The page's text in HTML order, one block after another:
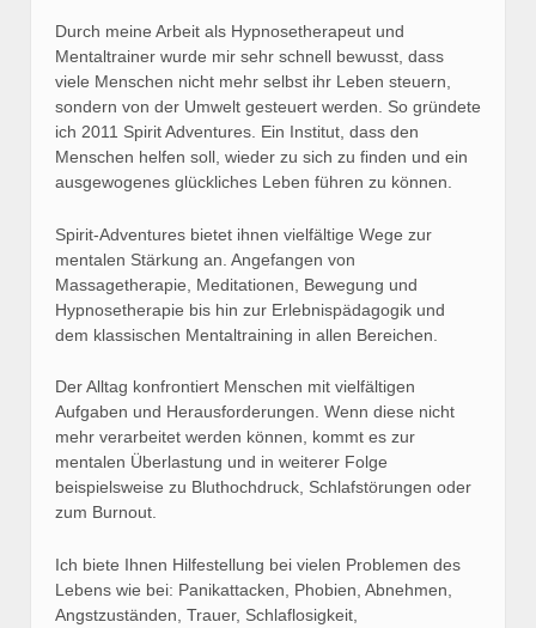
Durch meine Arbeit als Hypnosetherapeut und
Mentaltrainer wurde mir sehr schnell bewusst, dass
viele Menschen nicht mehr selbst ihr Leben steuern,
sondern von der Umwelt gesteuert werden. So gründete
ich 2011 Spirit Adventures. Ein Institut, dass den
Menschen helfen soll, wieder zu sich zu finden und ein
ausgewogenes glückliches Leben führen zu können.
Spirit-Adventures bietet ihnen vielfältige Wege zur
mentalen Stärkung an. Angefangen von
Massagetherapie, Meditationen, Bewegung und
Hypnosetherapie bis hin zur Erlebnispädagogik und
dem klassischen Mentaltraining in allen Bereichen.
Der Alltag konfrontiert Menschen mit vielfältigen
Aufgaben und Herausforderungen. Wenn diese nicht
mehr verarbeitet werden können, kommt es zur
mentalen Überlastung und in weiterer Folge
beispielsweise zu Bluthochdruck, Schlafstörungen oder
zum Burnout.
Ich biete Ihnen Hilfestellung bei vielen Problemen des
Lebens wie bei: Panikattacken, Phobien, Abnehmen,
Angstzuständen, Trauer, Schlaflosigkeit,